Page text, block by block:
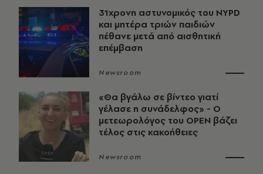
31χρονη αστυνομικός του NYPD
και μητέρα τριών παιδιών
πέθανε μετά από αισθητική
επέμβαση
Newsroom
«Θα βγάλω σε βίντεο γιατί
γέλασε η συνάδελφος» - Ο
μετεωρολόγος του OPEN βάζει
τέλος στις κακοήθειες
Newsroom